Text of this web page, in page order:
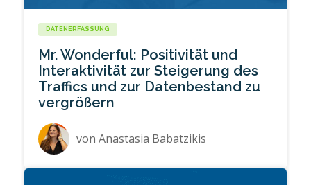
DATENERFASSUNG
Mr. Wonderful: Positivität und
Interaktivität zur Steigerung des
Traffics und zur Datenbestand zu
vergrößern
vonAnastasia Babatzikis